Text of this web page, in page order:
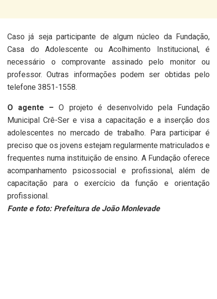
Caso já seja participante de algum núcleo da Fundação,
Casa do Adolescente ou Acolhimento Institucional, é
necessário o comprovante assinado pelo monitor ou
professor. Outras informações podem ser obtidas pelo
telefone 3851-1558.
O agente – O projeto é desenvolvido pela Fundação
Municipal Crê-Ser e visa a capacitação e a inserção dos
adolescentes no mercado de trabalho. Para participar é
preciso que os jovens estejam regularmente matriculados e
frequentes numa instituição de ensino. A Fundação oferece
acompanhamento psicossocial e profissional, além de
capacitação para o exercício da função e orientação
profissional.
Fonte e foto: Prefeitura de João Monlevade